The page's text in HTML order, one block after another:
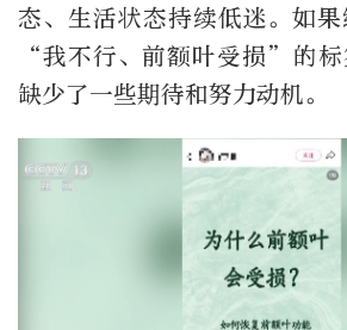
态、生活状态持续低迷。如
“我不行、前额叶受损”的标
缺少了一些期待和努力动机。